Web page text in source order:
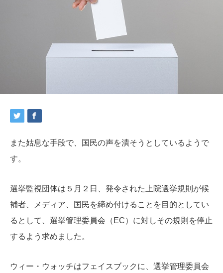
また姑息な手段で、国民の声を潰そうとしているようで
す。
選挙監視団体は５月２日、発令された上院選挙規則が候
補者、メディア、国民を締め付けることを目的としてい
るとして、選挙管理委員会（EC）に対しその規則を停止
するよう求めました。
ウィー・ウォッチはフェイスブックに、選挙管理委員会